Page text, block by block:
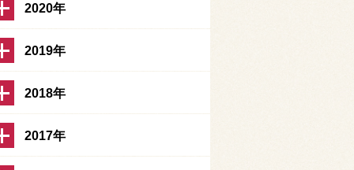
2020年
2019年
2018年
2017年